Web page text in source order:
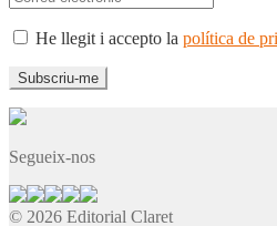
He llegit i accepto la política de
Segueix-nos
© 2026 Editorial Claret